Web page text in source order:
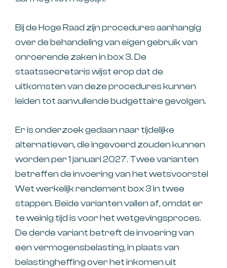
Bij de Hoge Raad zijn procedures aanhangig
over de behandeling van eigen gebruik van
onroerende zaken in box 3. De
staatssecretaris wijst erop dat de
uitkomsten van deze procedures kunnen
leiden tot aanvullende budgettaire gevolgen.
Er is onderzoek gedaan naar tijdelijke
alternatieven, die ingevoerd zouden kunnen
worden per 1 januari 2027. Twee varianten
betreffen de invoering van het wetsvoorstel
Wet werkelijk rendement box 3 in twee
stappen. Beide varianten vallen af, omdat er
te weinig tijd is voor het wetgevingsproces.
De derde variant betreft de invoering van
een vermogensbelasting, in plaats van
belastingheffing over het inkomen uit